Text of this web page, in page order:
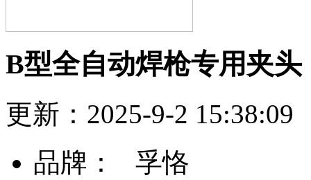
B型全自动焊枪专用夹头
更新：2025-9-2
品牌：
孚恪